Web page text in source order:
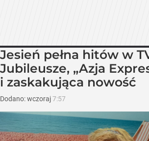
Jesień pełna hitów w
Jubileusze, „Azja
i zaskakująca nowość
Dodano:wczoraj7:57